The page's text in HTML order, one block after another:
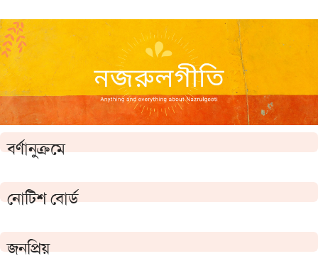
বর্ণানুক্রমে
নোটিশ বোর্ড
জনপ্রিয়